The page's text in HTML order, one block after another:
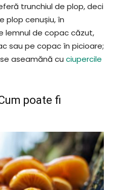
trunchiul de plop, deci
plop cenușiu, în
lemnul de copac căzut,
sau pe copac în picioare;
aseamănă cu ciupercile
poate fi